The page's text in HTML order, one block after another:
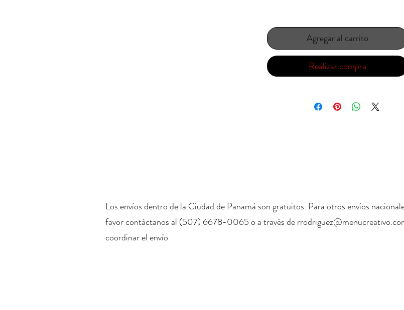
Agregar al carrito
Realizar compra
Los envíos dentro de la Ciudad de Panamá son gratuitos. Para otros envíos
favor contáctanos al (507) 6678-0065 o a través de
coordinar el envío